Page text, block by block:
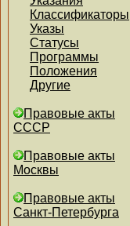
Классификаторы
Указы
Статусы
Программы
Положения
Другие
Правовые акты
СССР
Правовые акты
Москвы
Правовые акты
Санкт-Петербурга